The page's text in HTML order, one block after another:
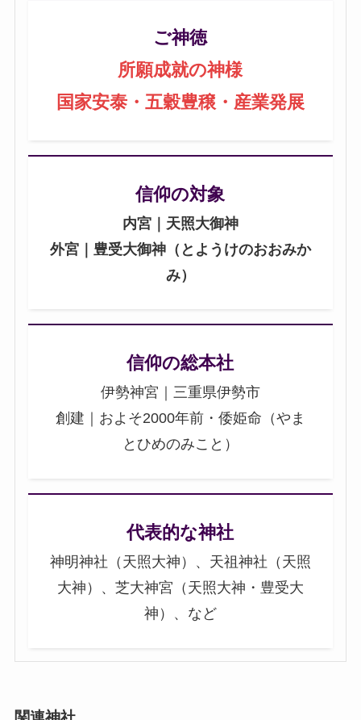
ご神徳
所願成就の神様
国家安泰・五穀豊穣・産業発展
信仰の対象
内宮｜天照大御神
外宮｜豊受大御神（とようけのおおみか
み）
信仰の総本社
伊勢神宮｜三重県伊勢市
創建｜およそ2000年前・倭姫命（やま
とひめのみこと）
代表的な神社
神明神社（天照大神）、天祖神社（天照
大神）、芝大神宮（天照大神・豊受大
神）、など